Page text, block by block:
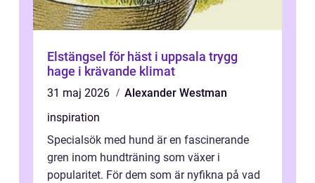
Elstängsel för häst i uppsala trygg
hage i krävande klimat
31 maj 2026
Alexander Westman
inspiration
Specialsök med hund är en fascinerande
gren inom hundträning som växer i
popularitet. För dem som är nyfikna på vad